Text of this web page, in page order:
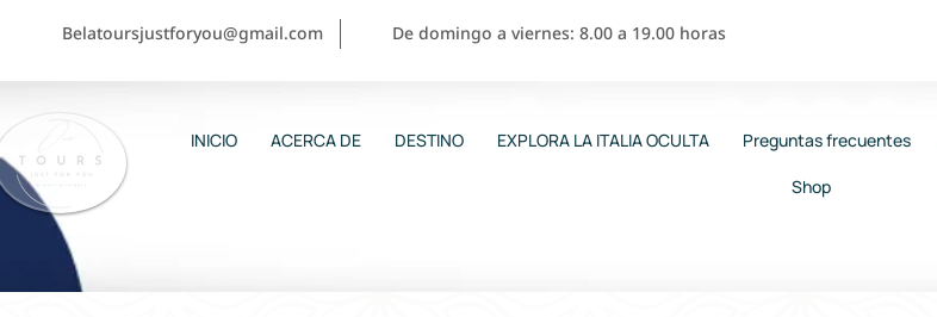
Belatoursjustforyou@gmail.com De domingo a viernes: 8.00 a 19.00 horas
INICIO ACERCA DE DESTINO EXPLORA LA ITALIA OCULTA Preguntas frecuentes
Shop